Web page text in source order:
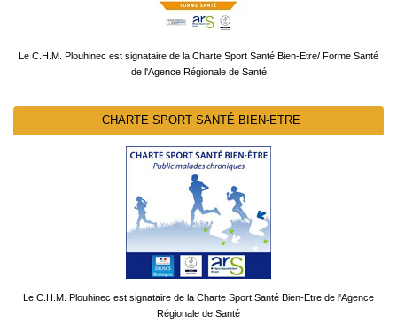
Le C.H.M. Plouhinec est signataire de la Charte Sport Santé Bien-Etre/ Forme Santé
de l'Agence Régionale de Santé
CHARTE SPORT SANTÉ BIEN-ETRE
Le C.H.M. Plouhinec est signataire de la Charte Sport Santé Bien-Etre de l'Agence
Régionale de Santé